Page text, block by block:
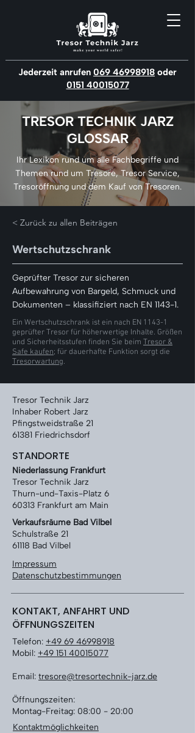
Jederzeit anrufen 069 46998918 oder
0151 40015077
TRESOR TECHNIK JARZ
GLOSSAR
Ihr Lexikon rund um alle Fachbegriffe und
Themen rund um Tresore, Tresor Service,
Tresoröffnung und dem Kauf von Tresoren.
< Zurück zu allen Beiträgen
Wertschutzschrank
Geprüfter Tresor zur sicheren
Aufbewahrung von Bargeld, Schmuck und
Dokumenten – klassifiziert nach EN 1143-1.
Ein Wertschutzschrank ist ein nach EN 1143-1
geprüfter Tresor für höherwertige Inhalte. Größen
und Sicherheitsstufen finden Sie beim Tresor &
Safe kaufen; für dauerhafte Funktion sorgt die
Tresorwartung.
Tresor Technik Jarz
Inhaber Robert Jarz
Pfingstweidstraße 21
61381 Friedrichsdorf
STANDORTE
Niederlassung Frankfurt
Tresor Technik Jarz
Thurn-und-Taxis-Platz 6
60313 Frankfurt am Main
Verkaufsräume Bad Vilbel
Schulstraße 21
61118 Bad Vilbel
Impressum
Datenschutzbestimmungen
KONTAKT, ANFAHRT UND
ÖFFNUNGSZEITEN
Telefon: +49 69 46998918
Mobil: +49 151 40015077
Email: tresore@tresortechnik-jarz.de
Öffnungszeiten:
Montag-Freitag: 08:00 - 20:00
Kontaktmöglichkeiten